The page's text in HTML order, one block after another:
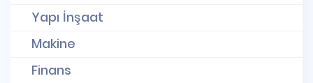
Yapı İnşaat
Makine
Finans